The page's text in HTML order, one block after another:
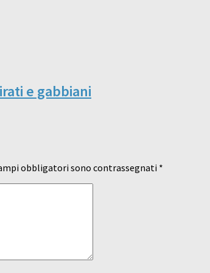
e gabbiani
obbligatori sono contrassegnati *